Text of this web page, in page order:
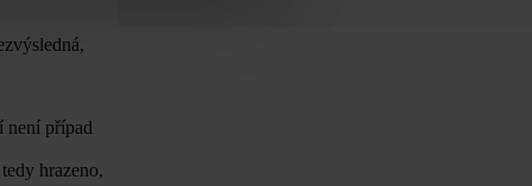
není případ
hrazeno,